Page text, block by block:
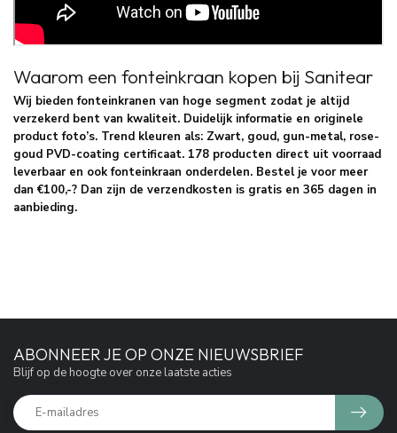
Waarom een fonteinkraan kopen bij Sanitear
Wij bieden fonteinkranen van hoge segment zodat je altijd
verzekerd bent van kwaliteit. Duidelijk informatie en originele
product foto’s. Trend kleuren als: Zwart, goud, gun-metal, rose-
goud PVD-coating certificaat. 178 producten direct uit voorraad
leverbaar en ook fonteinkraan onderdelen. Bestel je voor meer
dan €100,-? Dan zijn de verzendkosten is gratis en 365 dagen in
aanbieding.
ABONNEER JE OP ONZE NIEUWSBRIEF
Blijf op de hoogte over onze laatste acties